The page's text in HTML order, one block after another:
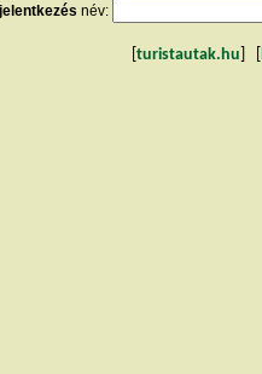
név:
turistautak.hu